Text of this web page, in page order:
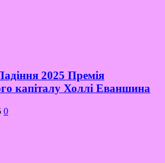
2025 Премія
капіталу Холлі Еваншина
0